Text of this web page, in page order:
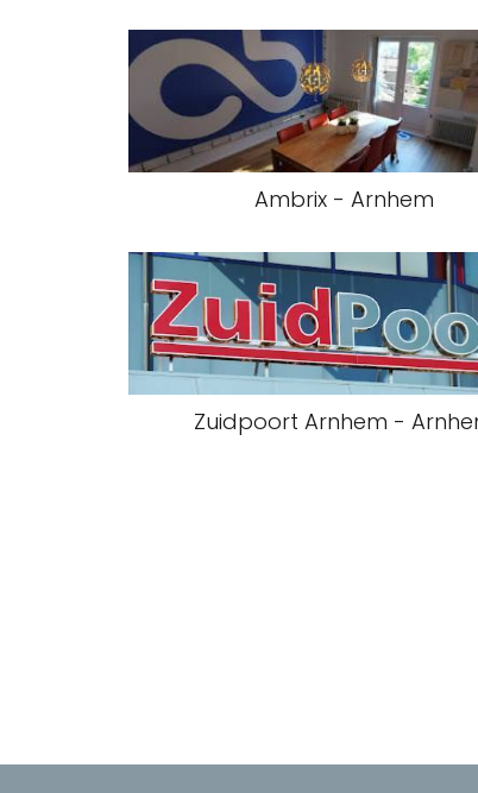
Ambrix - Arnhem
Zuidpoort Arnhem -